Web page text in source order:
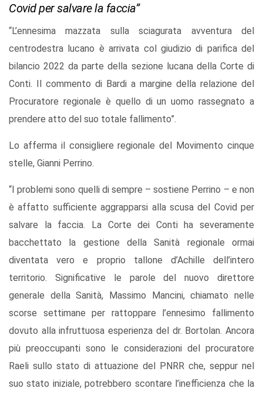
Covid per salvare la faccia”
“L’ennesima mazzata sulla sciagurata avventura del
centrodestra lucano è arrivata col giudizio di parifica del
bilancio 2022 da parte della sezione lucana della Corte di
Conti. Il commento di Bardi a margine della relazione del
Procuratore regionale è quello di un uomo rassegnato a
prendere atto del suo totale fallimento”.
Lo afferma il consigliere regionale del Movimento cinque
stelle, Gianni Perrino.
“I problemi sono quelli di sempre – sostiene Perrino – e non
è affatto sufficiente aggrapparsi alla scusa del Covid per
salvare la faccia. La Corte dei Conti ha severamente
bacchettato la gestione della Sanità regionale ormai
diventata vero e proprio tallone d’Achille dell’intero
territorio. Significative le parole del nuovo direttore
generale della Sanità, Massimo Mancini, chiamato nelle
scorse settimane per rattoppare l’ennesimo fallimento
dovuto alla infruttuosa esperienza del dr. Bortolan. Ancora
più preoccupanti sono le considerazioni del procuratore
Raeli sullo stato di attuazione del PNRR che, seppur nel
suo stato iniziale, potrebbero scontare l’inefficienza che la